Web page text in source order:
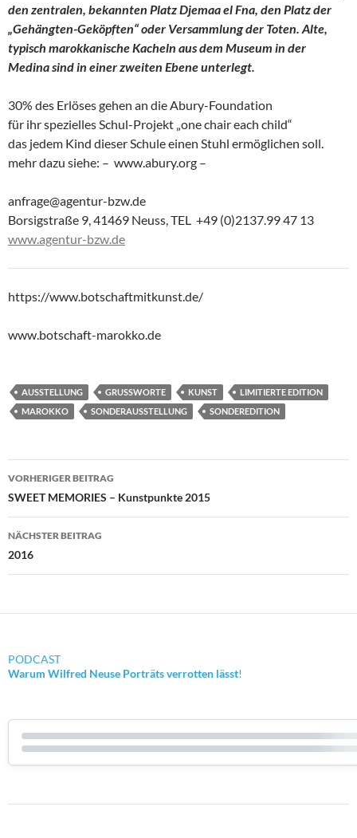
den zentralen, bekannten Platz Djemaa el Fna, den Platz der
„Gehängten-Geköpften“ oder Versammlung der Toten. Alte,
typisch marokkanische Kacheln aus dem Museum in der
Medina sind in einer zweiten Ebene unterlegt.
30% des Erlöses gehen an die Abury-Foundation
für ihr spezielles Schul-Projekt „one chair each child“
das jedem Kind dieser Schule einen Stuhl ermöglichen soll.
mehr dazu siehe: – www.abury.org –
anfrage@agentur-bzw.de
Borsigstraße 9, 41469 Neuss, TEL +49 (0)2137.99 47 13
www.agentur-bzw.de
https://www.botschaftmitkunst.de/
www.botschaft-marokko.de
AUSSTELLUNG GRUSSWORTE KUNST
LIMITIERTE EDITION
MAROKKO
SONDERAUSSTELLUNG SONDEREDITION
Beitragsnavigation
VORHERIGER BEITRAG
SWEET MEMORIES – Kunstpunkte 2015
NÄCHSTER BEITRAG
2016
PODCAST
Warum Wilfred Neuse Porträts verrotten lässt!